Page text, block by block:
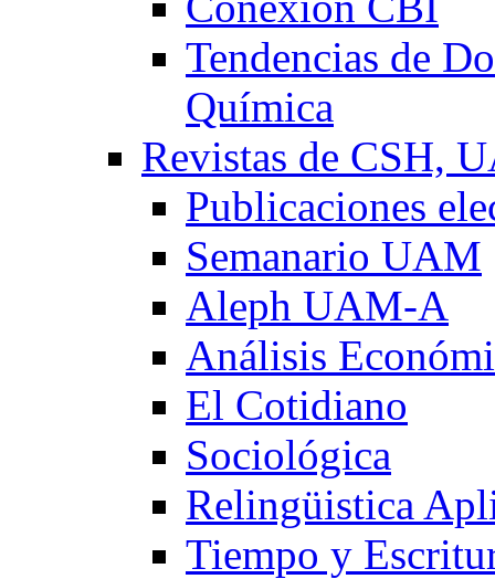
Tendencias de
Química
Revistas de CSH,
Publicaciones
Semanario UAM
Aleph UAM-A
Análisis
El Cotidiano
Sociológica
Relingüistica
Tiempo y